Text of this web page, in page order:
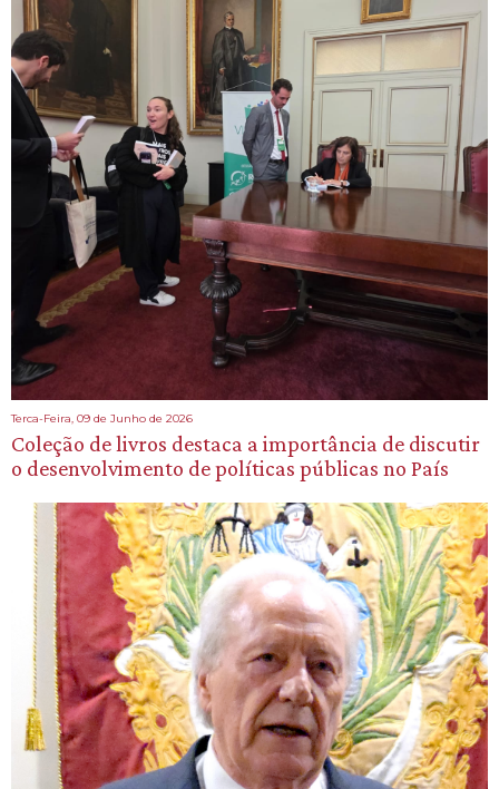
Terca-Feira, 09 de Junho de 2026
Coleção de livros destaca a importância de discutir
o desenvolvimento de políticas públicas no País